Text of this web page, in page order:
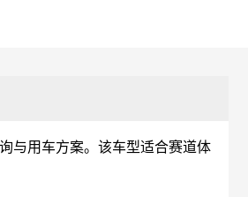
与用车方案。该车型适合赛道体